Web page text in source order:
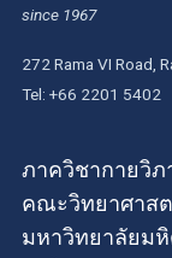
since 1967
272 Rama VI Road,
Tel: +66 2201 5402
ภาควิชากายวิภ
คณะวิทยาศาส
มหาวิทยาลัยม